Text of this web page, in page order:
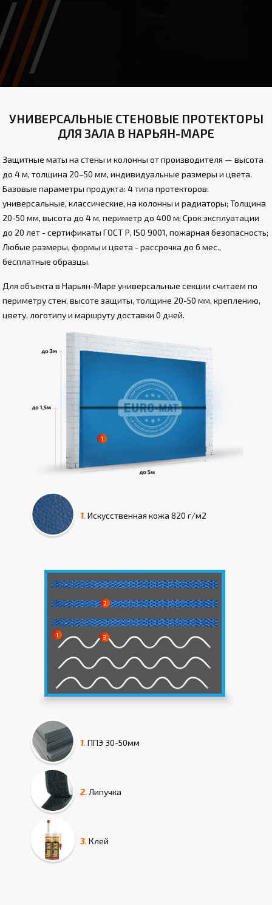
УНИВЕРСАЛЬНЫЕ СТЕНОВЫЕ ПРОТЕКТОРЫ
ДЛЯ ЗАЛА В НАРЬЯН-МАРЕ
Защитные маты на стены и колонны от производителя — высота
до 4 м, толщина 20–50 мм, индивидуальные размеры и цвета.
Базовые параметры продукта: 4 типа протекторов:
универсальные, классические, на колонны и радиаторы; Толщина
20-50 мм, высота до 4 м, периметр до 400 м; Срок эксплуатации
до 20 лет - сертификаты ГОСТ Р, ISO 9001, пожарная безопасность;
Любые размеры, формы и цвета - рассрочка до 6 мес.,
бесплатные образцы.
Для объекта в Нарьян-Маре универсальные секции считаем по
периметру стен, высоте защиты, толщине 20-50 мм, креплению,
цвету, логотипу и маршруту доставки 0 дней.
1. Искусcтвенная кожа 820 г/м2
1. ППЭ 30-50мм
2. Липучка
3. Клей